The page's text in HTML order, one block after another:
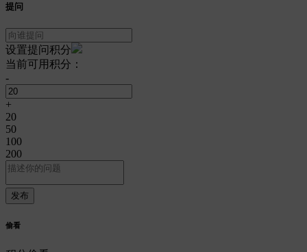
提问
设置提问积分
当前可用积分：
-
+
20
50
100
200
偷看